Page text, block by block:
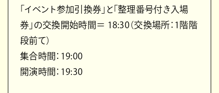
「イベント参加引換券」と「整理番号付き入場
券」の交換開始時間＝ 18:30（交換場所：1階階
段前て）
集合時間：19:00
開演時間：19:30